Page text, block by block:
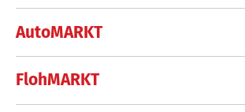
AutoMARKT
FlohMARKT